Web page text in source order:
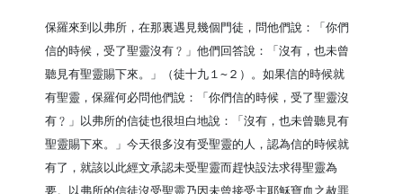
保羅來到以弗所，在那裏遇見幾個門徒，問他們說：「你們
信的時候，受了聖靈沒有﹖」他們回答說：「沒有，也未曾
聽見有聖靈賜下來。」（徒十九１~２）。如果信的時候就
有聖靈，保羅何必問他們說：「你們信的時候，受了聖靈沒
有﹖」以弗所的信徒也很坦白地說：「沒有，也未曾聽見有
聖靈賜下來。」今天很多沒有受聖靈的人，認為信的時候就
有了，就該以此經文承認未受聖靈而趕快設法求得聖靈為
要。以弗所的信徒沒受聖靈乃因未曾接受主耶穌寶血之赦罪